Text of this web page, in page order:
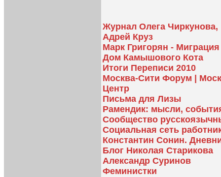
Журнал Олега Чиркунова,
Адрей Круз
Марк Григорян -
Дом Камышового Кота
Итоги Переписи 2010
Москва-Сити Форум |
Центр
Письма для Лизы
Рамендик: мысли,
Сообщество
Социальная сеть
Константин Сонин.
Блог Николая Старикова
Александр Суринов
Феминистки